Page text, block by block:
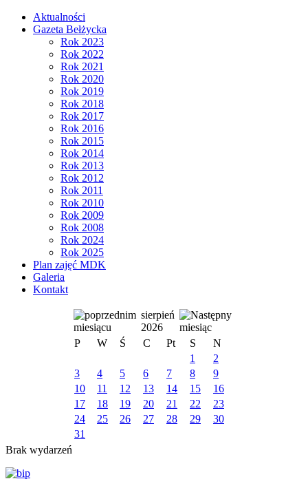
Aktualności
Gazeta Bełżycka
Rok 2023
Rok 2022
Rok 2021
Rok 2020
Rok 2019
Rok 2018
Rok 2017
Rok 2016
Rok 2015
Rok 2014
Rok 2013
Rok 2012
Rok 2011
Rok 2010
Rok 2009
Rok 2008
Rok 2024
Rok 2025
Plan zajęć MDK
Galeria
Kontakt
sierpień
2026
P
W Ś C Pt S
N
1
2
3
4 5 6 7 8
9
10
11 12 13 14 15
16
17
18 19 20 21 22
23
24
25 26 27 28 29
30
31
Brak wydarzeń